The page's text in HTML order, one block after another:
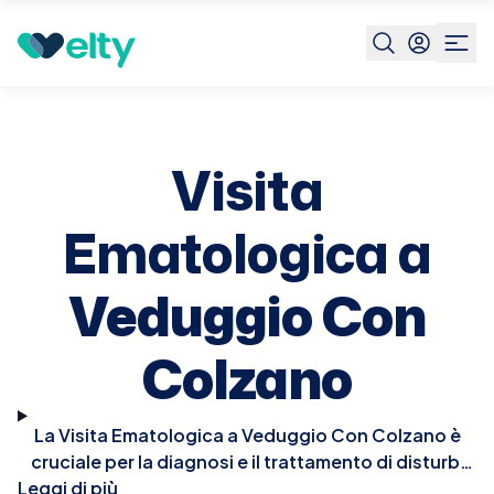
Prenota visita
Veduggio Con
Visita
Ematologica a
Veduggio Con
Colzano
La Visita Ematologica a Veduggio Con Colzano è
cruciale per la diagnosi e il trattamento di disturbi
del sangue, come anemie, disturbi della
Leggi di più